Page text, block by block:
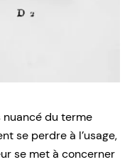
du terme
se perdre à l’usage,
se met à concerner